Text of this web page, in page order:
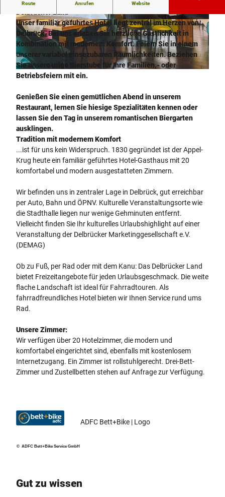
© Hotel-Gasthaus Appel Krug
© Hotel-Gasthaus Appel Krug © Hotel-Gasthaus Appel Krug
Route Anrufen Website
Unser familiär geführtes Hotel liegt zentral im Herzen von
Delbrück. Bei uns erleben Sie herzliche Gastlichkeit in
Kombination mit modernem Komfort. Feiern Sie in einem
unserer variabel einsezubaren Räumlichkeiten. Beziehen
Sie unsere urige Bierstube für Ihre Familien,- oder
Betriebsfeiern mit ein.
Genießen Sie einen gemütlichen Abend in unserem
Restaurant, lernen Sie hiesige Spezialitäten kennen oder
lassen Sie den Tag in unserem romantischen Biergarten
ausklingen.
Tradition mit modernem Komfort
...ist für uns kein Widerspruch. 1830 gegründet ist der Appel-
Krug heute ein familiär geführtes Hotel-Gasthaus mit 20
komfortabel und modern ausgestatteten Zimmern.
Wir befinden uns in zentraler Lage in Delbrück, gut erreichbar
per Auto, Bahn und ÖPNV. Kulturelle Veranstaltungsorte wie
die Stadthalle liegen nur wenige Gehminuten entfernt.
Vielleicht finden Sie Ihr kulturelles Urlaubshighlight auf einer
Veranstaltung der Delbrücker Marketinggesellschaft e.V.
(DEMAG)
Ob zu Fuß, per Rad oder mit dem Kanu: Das Delbrücker Land
bietet Freizeitangebote für jeden Urlaubsgeschmack. Die weite
flache Landschaft ist ideal für Fahrradtouren. Als
fahrradfreundliches Hotel bieten wir Ihnen Service rund ums
Rad.
Unsere Zimmer:
Wir verfügen über 20 Hotelzimmer, die modern und
komfortabel eingerichtet sind, ebenfalls mit kostenlosem
Internetzugang. Ein Zimmer ist rollstuhlgerecht. Drei-Bett-
Zimmer und Zustellbetten stehen auf Anfrage zur Verfügung.
© ADFC Bett+Bike Service GmbH
ADFC Bett+Bike | Logo
Gut zu wissen